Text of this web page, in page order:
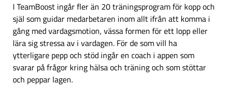
I TeamBoost ingår fler än 20 träningsprogram för kopp och
själ som guidar medarbetaren inom allt ifrån att komma i
gång med vardagsmotion, vässa formen för ett lopp eller
lära sig stressa av i vardagen. För de som vill ha
ytterligare pepp och stöd ingår en coach i appen som
svarar på frågor kring hälsa och träning och som stöttar
och peppar lagen.